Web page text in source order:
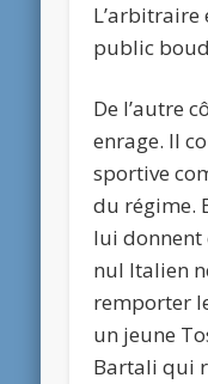
L’arbitraire
public
De l’autre
enrage. Il
sportive
du régime.
lui donnent
nul Italien
remporter
un jeune
Bartali qui